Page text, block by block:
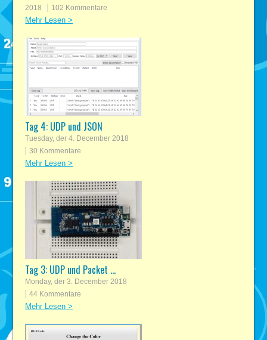
2018
102 Kommentare
Mehr Lesen >
Tag 4: UDP und JSON
Tuesday, der 4. December 2018
30 Kommentare
Mehr Lesen >
Tag 3: UDP und Packet ...
Monday, der 3. December 2018
44 Kommentare
Mehr Lesen >